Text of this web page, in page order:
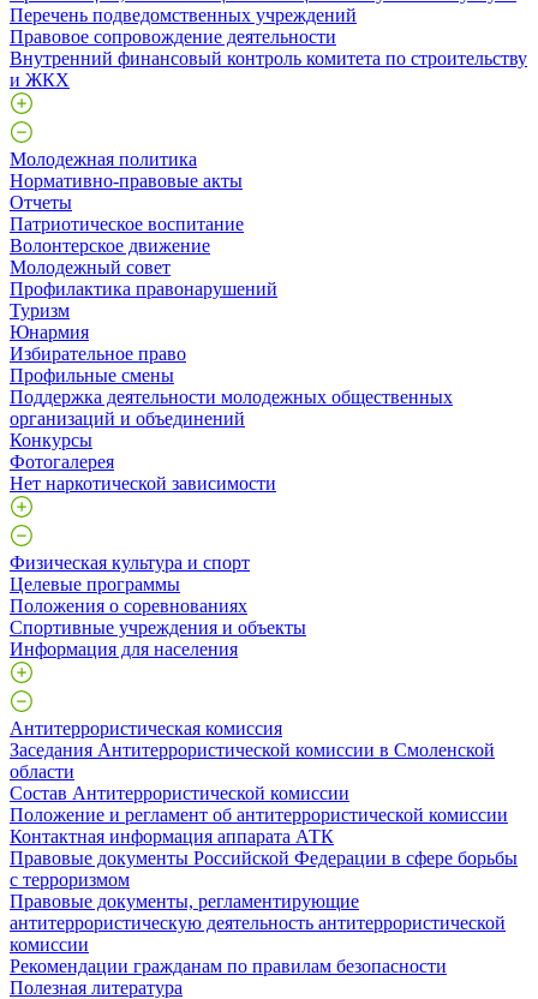
Перечень подведомственных учреждений
Правовое сопровождение деятельности
Внутренний финансовый контроль комитета по строительству
и ЖКХ
Молодежная политика
Нормативно-правовые акты
Отчеты
Патриотическое воспитание
Волонтерское движение
Молодежный совет
Профилактика правонарушений
Туризм
Юнармия
Избирательное право
Профильные смены
Поддержка деятельности молодежных общественных
организаций и объединений
Конкурсы
Фотогалерея
Нет наркотической зависимости
Физическая культура и спорт
Целевые программы
Положения о соревнованиях
Спортивные учреждения и объекты
Информация для населения
Антитеррористическая комиссия
Заседания Антитеррористической комиссии в Смоленской
области
Состав Антитеррористической комиссии
Положение и регламент об антитеррористической комиссии
Контактная информация аппарата АТК
Правовые документы Российской Федерации в сфере борьбы
с терроризмом
Правовые документы, регламентирующие
антитеррористическую деятельность антитеррористической
комиссии
Рекомендации гражданам по правилам безопасности
Полезная литература